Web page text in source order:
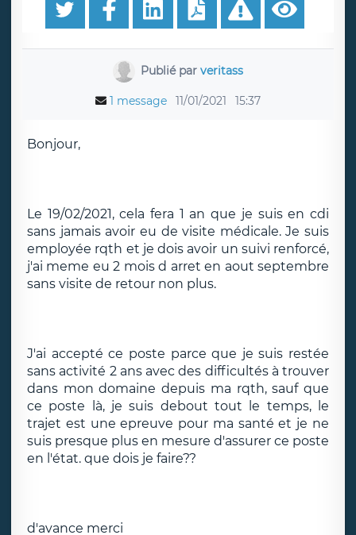
Publié parveritass
1 message 11/01/2021 15:37
Bonjour,
Le 19/02/2021, cela fera 1 an que je suis en cdi
sans jamais avoir eu de visite médicale. Je suis
employée rqth et je dois avoir un suivi renforcé,
j'ai meme eu 2 mois d arret en aout septembre
sans visite de retour non plus.
J'ai accepté ce poste parce que je suis restée
sans activité 2 ans avec des difficultés à trouver
dans mon domaine depuis ma rqth, sauf que
ce poste là, je suis debout tout le temps, le
trajet est une epreuve pour ma santé et je ne
suis presque plus en mesure d'assurer ce poste
en l'état. que dois je faire??
d'avance merci